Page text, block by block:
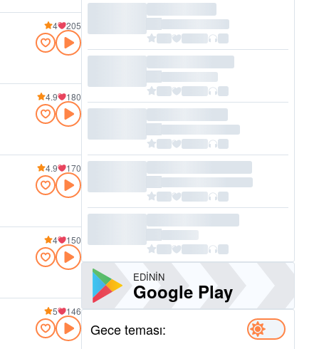
4 205
4.9 180
4.9 170
4 150
5 146
EDININ
Google Play
Gece teması: